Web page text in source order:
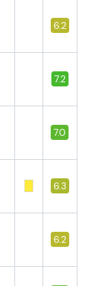
6.2
7.2
7.0
6.3
6.2